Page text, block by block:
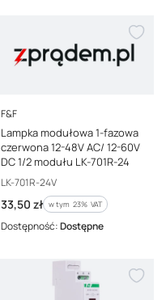
PRODUCENT
F&F
Lampka modułowa 1-fazowa
czerwona 12-48V AC/ 12-60V
DC 1/2 modułu LK-701R-24
Kod producenta
LK-701R-24V
Cena brutto
33,50 zł w tym %s VAT
w tym 23% VAT
Dostępność:Dostępne